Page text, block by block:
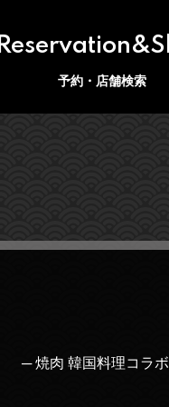
予約・店舗検索
─ 焼肉 韓国料理コラ